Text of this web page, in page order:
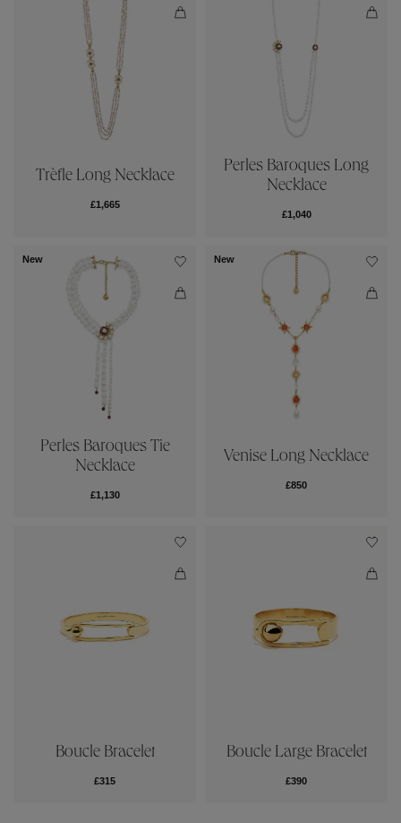
Trèfle Long Necklace
£1,665
Perles Baroques Long
Necklace
£1,040
New
Perles Baroques Tie
Necklace
£1,130
New
Venise Long Necklace
£850
Boucle Bracelet
£315
Boucle Large Bracelet
£390